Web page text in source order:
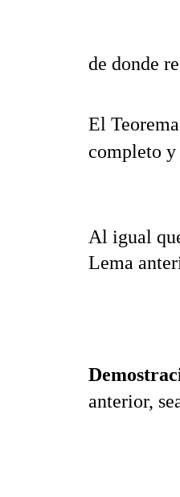
de donde
El
completo y
Al igual
Lema
anterior,